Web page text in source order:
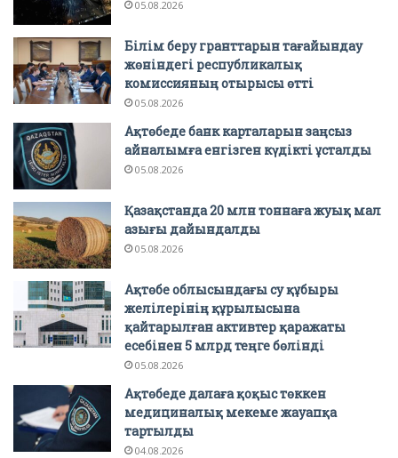
05.08.2026
Білім беру гранттарын тағайындау
жөніндегі республикалық
комиссияның отырысы өтті
05.08.2026
Ақтөбеде банк карталарын заңсыз
айналымға енгізген күдікті ұсталды
05.08.2026
Қазақстанда 20 млн тоннаға жуық мал
азығы дайындалды
05.08.2026
Ақтөбе облысындағы су құбыры
желілерінің құрылысына
қайтарылған активтер қаражаты
есебінен 5 млрд теңге бөлінді
05.08.2026
Ақтөбеде далаға қоқыс төккен
медициналық мекеме жауапқа
тартылды
04.08.2026